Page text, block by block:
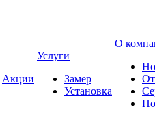
Акции
Услуги
Замер
Установка
О